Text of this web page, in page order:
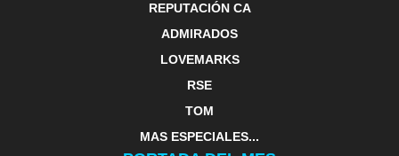
REPUTACIÓN CA
ADMIRADOS
LOVEMARKS
RSE
TOM
MAS ESPECIALES...